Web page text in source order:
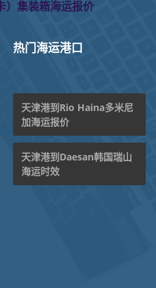
）集装箱海运报价
热门海运港口
天津港到Rio Haina多米尼
加海运报价
天津港到Daesan韩国瑞山
海运时效